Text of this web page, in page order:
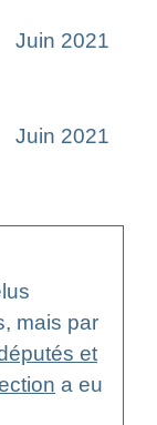
Juin 2021
Juin 2021
mais par
et
a eu